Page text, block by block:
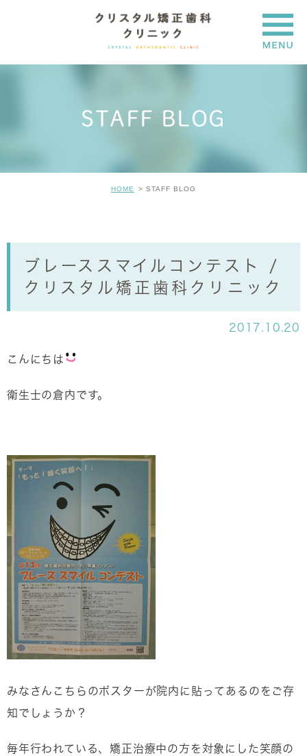
STAFF BLOG
HOME STAFF BLOG
ブレーススマイルコンテスト /
クリスタル矯正歯科クリニック
2017.10.20
こんにちは
衛生士の倉内です。
みなさんこちらのポスターが院内に貼ってあるのをご存
知でしょうか？
毎年行われている、矯正治療中の方を対象にした笑顔の